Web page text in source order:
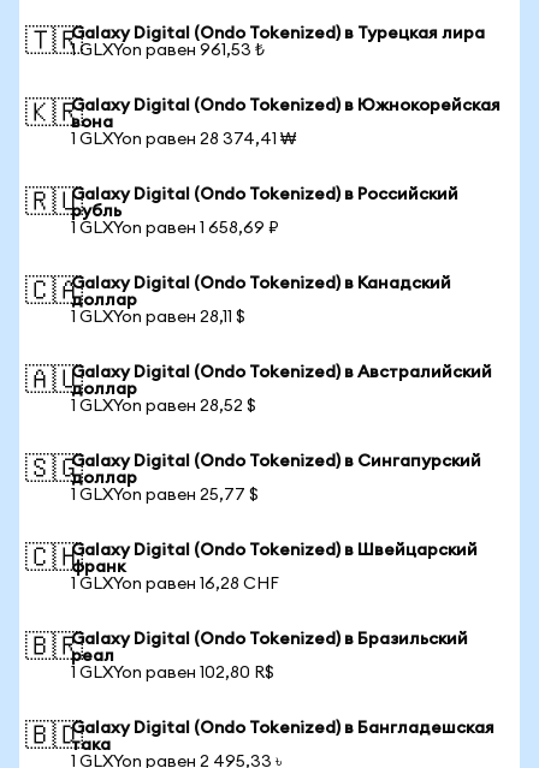
🇹🇷Galaxy Digital (Ondo Tokenized) в Турецкая лира
1 GLXYon равен 961,53 ₺
🇰🇷Galaxy Digital (Ondo Tokenized) в Южнокорейская
вона
1 GLXYon равен 28 374,41 ₩
🇷🇺Galaxy Digital (Ondo Tokenized) в Российский
рубль
1 GLXYon равен 1 658,69 ₽
🇨🇦Galaxy Digital (Ondo Tokenized) в Канадский
доллар
1 GLXYon равен 28,11 $
🇦🇺Galaxy Digital (Ondo Tokenized) в Австралийский
доллар
1 GLXYon равен 28,52 $
🇸🇬Galaxy Digital (Ondo Tokenized) в Сингапурский
доллар
1 GLXYon равен 25,77 $
🇨🇭Galaxy Digital (Ondo Tokenized) в Швейцарский
франк
1 GLXYon равен 16,28 CHF
🇧🇷Galaxy Digital (Ondo Tokenized) в Бразильский
реал
1 GLXYon равен 102,80 R$
🇧🇩Galaxy Digital (Ondo Tokenized) в Бангладешская
така
1 GLXYon равен 2 495,33 ৳